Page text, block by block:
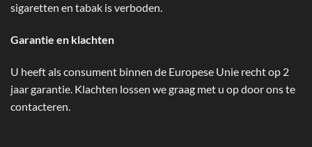
sigaretten en tabak is verboden.
Garantie en klachten
U heeft als consument binnen de Europese Unie recht op 2
jaar garantie. Klachten lossen we graag met u op door ons te
contacteren.